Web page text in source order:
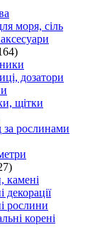
моря, сіль
дозатори
щітки
за рослинами
камені
рослини
корені